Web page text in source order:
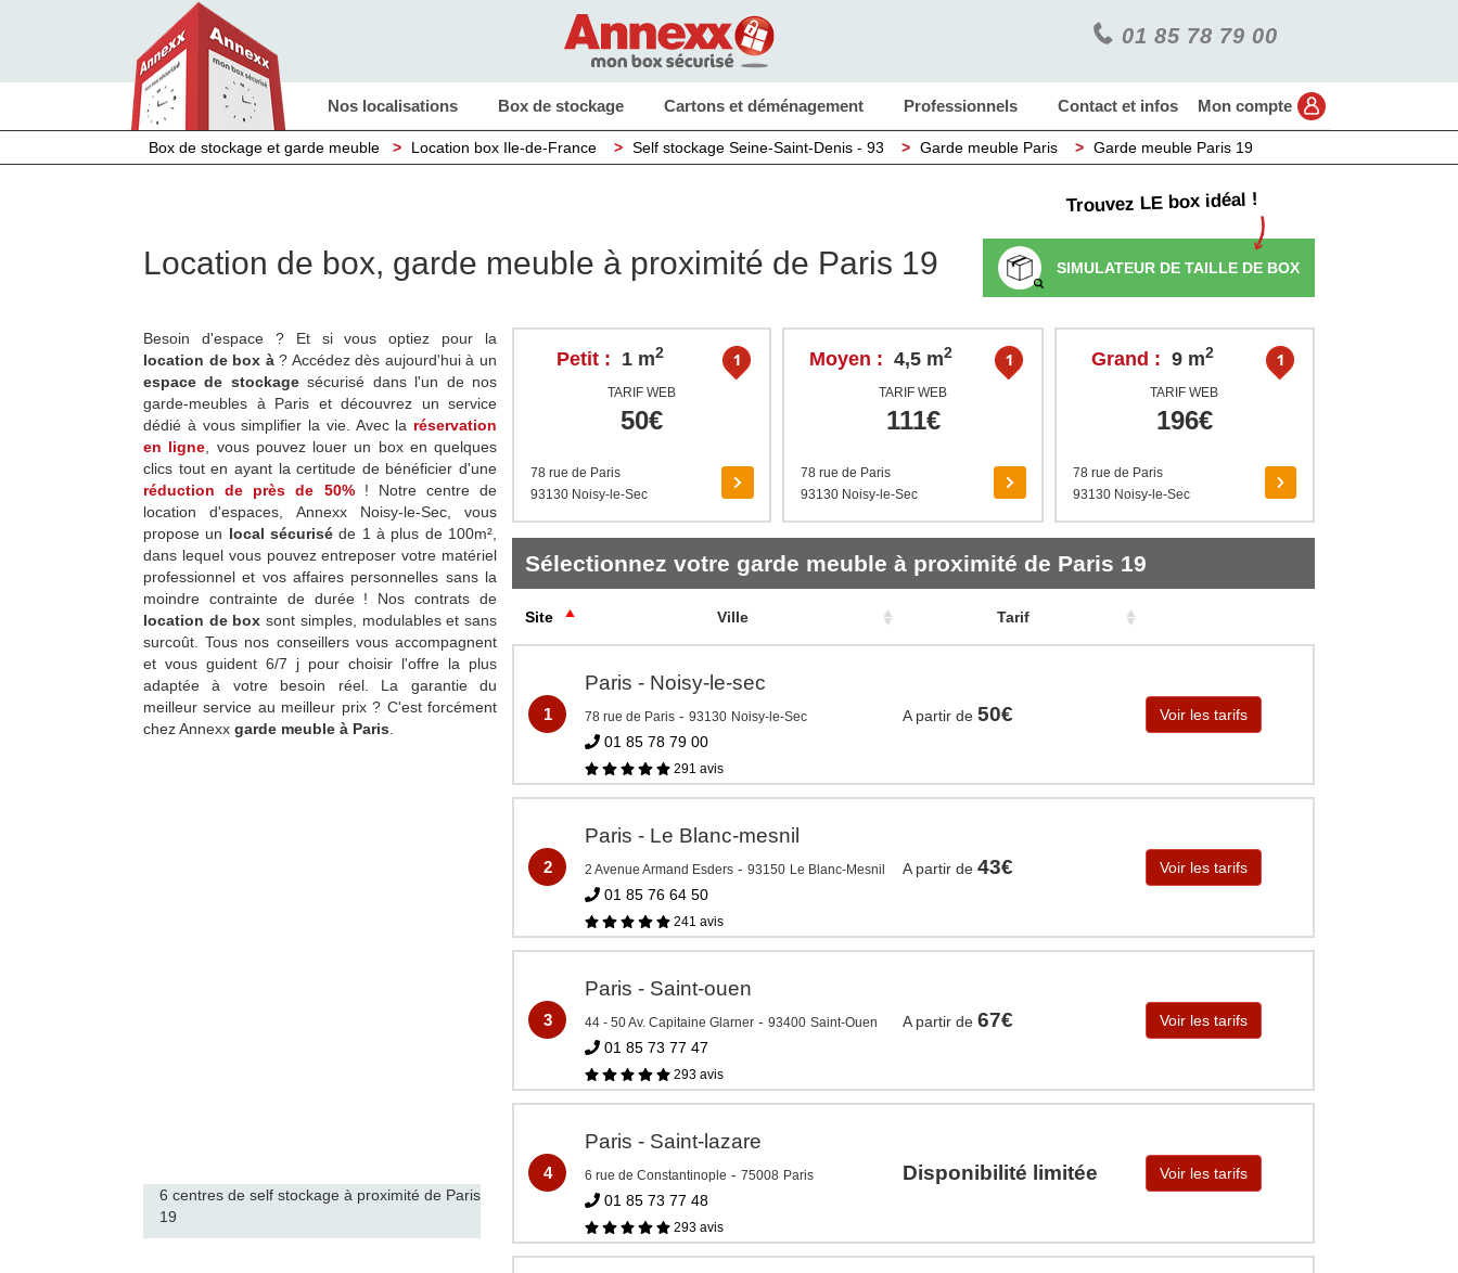
01 85 78 79 00
Nos localisations Box de stockage Cartons et déménagement Professionnels Contact et infos Mon compte
Box de stockage et garde meuble > Location box Ile-de-France > Self stockage Seine-Saint-Denis - 93 > Garde meuble Paris > Garde meuble Paris 19
Location de box, garde meuble à proximité de Paris 19
Trouvez LE box idéal !
SIMULATEUR DE TAILLE DE BOX
Petit : 1 m2
TARIF WEB
50€
78 rue de Paris
93130 Noisy-le-Sec
Moyen : 4,5 m2
TARIF WEB
111€
78 rue de Paris
93130 Noisy-le-Sec
Grand : 9 m2
TARIF WEB
196€
78 rue de Paris
93130 Noisy-le-Sec
Sélectionnez votre garde meuble à proximité de Paris 19
Site Ville Tarif
1
Paris - Noisy-le-sec
78 rue de Paris - 93130 Noisy-le-Sec
01 85 78 79 00
291 avis
A partir de 50€ Voir les tarifs
2
Paris - Le Blanc-mesnil
2 Avenue Armand Esders - 93150 Le Blanc-Mesnil
01 85 76 64 50
241 avis
A partir de 43€ Voir les tarifs
3
Paris - Saint-ouen
44 - 50 Av. Capitaine Glarner - 93400 Saint-Ouen
01 85 73 77 47
293 avis
A partir de 67€ Voir les tarifs
4
Paris - Saint-lazare
6 rue de Constantinople - 75008 Paris
01 85 73 77 48
293 avis
Disponibilité limitée Voir les tarifs
Besoin d'espace ? Et si vous optiez pour la
location de box à? Accédez dès aujourd'hui à un
espace de stockagesécurisé dans l'un de nos
garde-meubles à Paris et découvrez un service
dédié à vous simplifier la vie. Avec la réservation
en ligne , vous pouvez louer un box en quelques
clics tout en ayant la certitude de bénéficier d'une
réduction de près de 50%! Notre centre de
location d'espaces, Annexx Noisy-le-Sec, vous
propose un local sécurisé de 1 à plus de 100m²,
dans lequel vous pouvez entreposer votre matériel
professionnel et vos affaires personnelles sans la
moindre contrainte de durée ! Nos contrats de
location de box sont simples, modulables et sans
surcoût. Tous nos conseillers vous accompagnent
et vous guident 6/7 j pour choisir l'offre la plus
adaptée à votre besoin réel. La garantie du
meilleur service au meilleur prix ? C'est forcément
chez Annexx garde meuble à Paris
6 centres de self stockage à proximité de Paris
19